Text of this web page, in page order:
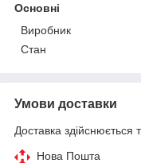
Основні
Виробник
Стан
Умови доставки
Доставка здійснюється
Нова Пошта